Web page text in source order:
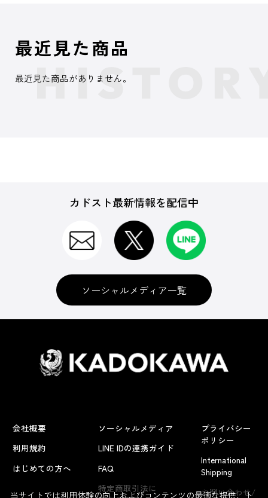
よくあるお問い合わせ
最近見た商品
最近見た商品がありません。
カドスト最新情報を配信中
ソーシャルメディア一覧
会社概要
利用規約
はじめての方へ
ソーシャルメディア
LINE IDの連携ガイド
FAQ
特定商取引法に
プライバシー
ポリシー
International
Shipping
お問い合わせ/
当サイトでは利用体験の向上およびコンテンツの最適な提供、ト